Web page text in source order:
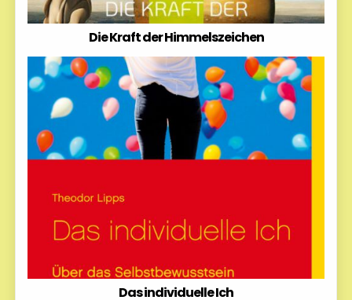
Die Kraft der Himmelszeichen
Das individuelle Ich